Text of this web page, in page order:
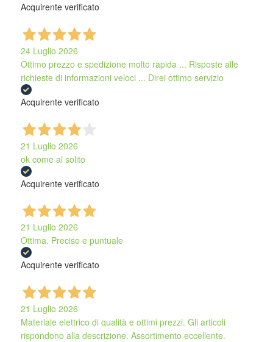
Acquirente verificato
24 Luglio 2026
Ottimo prezzo e spedizione molto rapida ... Risposte alle
richieste di informazioni veloci ... Direi ottimo servizio
Acquirente verificato
21 Luglio 2026
ok come al solito
Acquirente verificato
21 Luglio 2026
Ottima. Preciso e puntuale
Acquirente verificato
21 Luglio 2026
Materiale elettrico di qualità e ottimi prezzi. Gli articoli
rispondono alla descrizione. Assortimento eccellente.